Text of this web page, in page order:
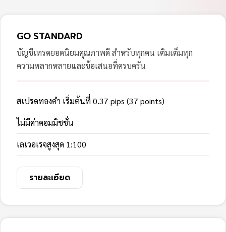
GO STANDARD
บัญชีเทรดยอดนิยมคุณภาพดี สำหรับทุกคน เติมเต็มทุก
ความหลากหลายและข้อเสนอที่ครบครัน
สเปรดทองคำ เริ่มต้นที่ 0.37 pips (37 points)
ไม่มีค่าคอมมิชชั่น
เลเวอเรจสูงสุด 1:100
รายละเอียด